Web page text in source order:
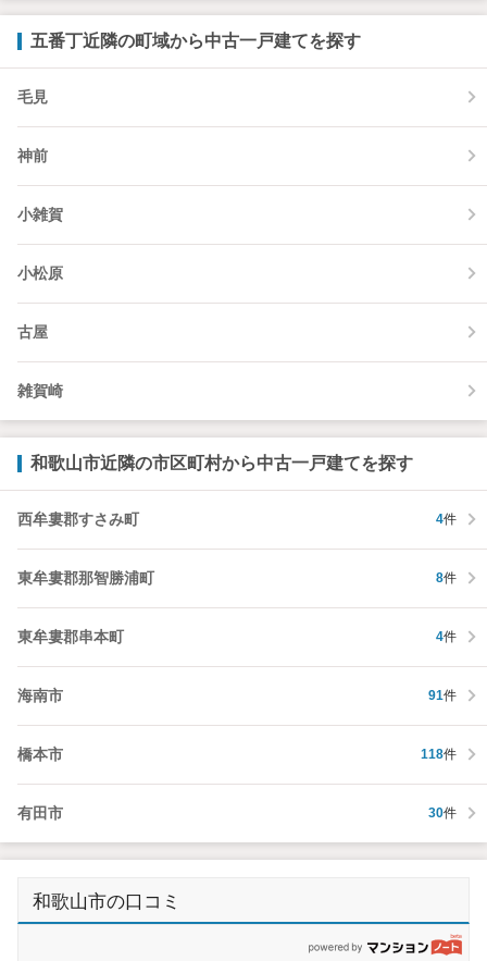
五番丁近隣の町域から中古一戸建てを探す
毛見
神前
小雑賀
小松原
古屋
雑賀崎
和歌山市近隣の市区町村から中古一戸建てを探す
西牟婁郡すさみ町 4件
東牟婁郡那智勝浦町 8件
東牟婁郡串本町 4件
海南市 91件
橋本市 118件
有田市 30件
和歌山市の口コミ